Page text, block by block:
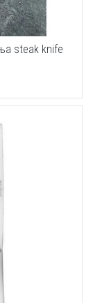
steak knife